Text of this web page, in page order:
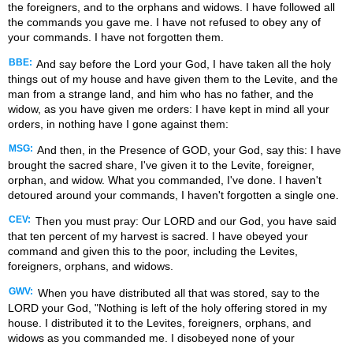
the foreigners, and to the orphans and widows. I have followed all
the commands you gave me. I have not refused to obey any of
your commands. I have not forgotten them.
BBE: And say before the Lord your God, I have taken all the holy
things out of my house and have given them to the Levite, and the
man from a strange land, and him who has no father, and the
widow, as you have given me orders: I have kept in mind all your
orders, in nothing have I gone against them:
MSG: And then, in the Presence of GOD, your God, say this: I have
brought the sacred share, I've given it to the Levite, foreigner,
orphan, and widow. What you commanded, I've done. I haven't
detoured around your commands, I haven't forgotten a single one.
CEV: Then you must pray: Our LORD and our God, you have said
that ten percent of my harvest is sacred. I have obeyed your
command and given this to the poor, including the Levites,
foreigners, orphans, and widows.
GWV: When you have distributed all that was stored, say to the
LORD your God, "Nothing is left of the holy offering stored in my
house. I distributed it to the Levites, foreigners, orphans, and
widows as you commanded me. I disobeyed none of your